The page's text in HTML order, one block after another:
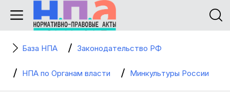
База НПА Законодательство РФ
НПА по Органам власти Минкультуры России